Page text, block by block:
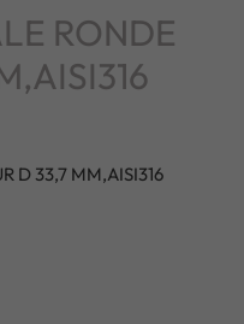
RONDE
D 33,7 MM,AISI316